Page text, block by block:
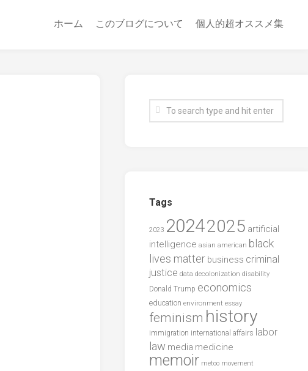
ホーム このブログについて 個人的超オススメ集
Tags
2023 20242025 artificial
intelligence asian american black
lives matter business criminal
justice data decolonization disability
Donald Trump economics
education environment essay
feminism history
immigration international affairs labor
law media medicine
memoir metoo movement